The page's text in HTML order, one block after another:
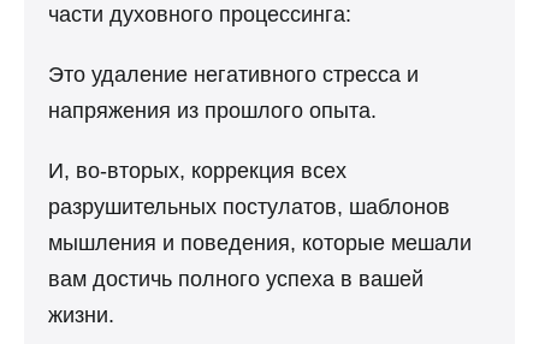
части духовного процессинга:
Это удаление негативного стресса и
напряжения из прошлого опыта.
И, во-вторых, коррекция всех
разрушительных постулатов, шаблонов
мышления и поведения, которые мешали
вам достичь полного успеха в вашей
жизни.